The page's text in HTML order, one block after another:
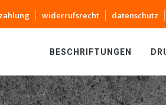
widerrufsrecht datenschutz
BESCHRIFTUNGEN